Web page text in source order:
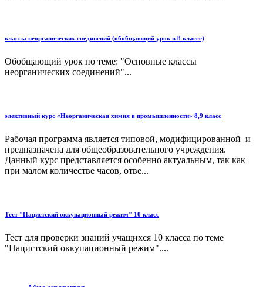
классы неорганических соединений (обобщающий урок в 8 классе)
Обобщающий урок по теме: "Основные классы
неорганических соединений"...
элективный курс «Неорганическая химия в промышленности» 8,9 класс
Рабочая программа является типовой, модифицированной и
предназначена для общеобразовательного учреждения.
Данный курс представляется особенно актуальным, так как
при малом количестве часов, отве...
Тест "Нацистский оккупационный режим" 10 класс
Тест для проверки знаний учащихся 10 класса по теме
"Нацистский оккупационный режим"....